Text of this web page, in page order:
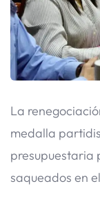
​La
medalla
presupuestaria
saqueados en